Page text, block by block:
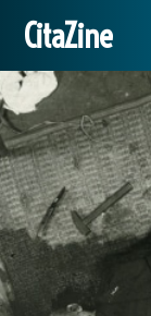
CitaZine